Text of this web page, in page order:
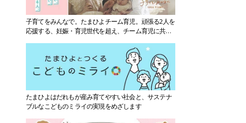
子育てをみんなで。たまひよチーム育児。頑張る2人を
応援する、妊娠・育児世代を超え、チーム育児に共感
たまひよはだれもが産み育てやすい社会と、サステナ
ブルなこどものミライの実現をめざします